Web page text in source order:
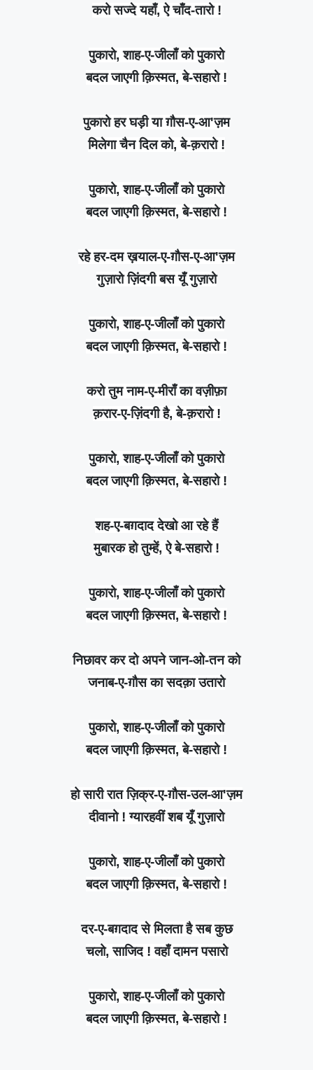
करो सज्दे यहाँ, ऐ चाँद-तारो !
पुकारो, शाह-ए-जीलाँ को पुकारो
बदल जाएगी क़िस्मत, बे-सहारो !
पुकारो हर घड़ी या ग़ौस-ए-आ'ज़म
मिलेगा चैन दिल को, बे-क़रारो !
पुकारो, शाह-ए-जीलाँ को पुकारो
बदल जाएगी क़िस्मत, बे-सहारो !
रहे हर-दम ख़याल-ए-ग़ौस-ए-आ'ज़म
गुज़ारो ज़िंदगी बस यूँ गुज़ारो
पुकारो, शाह-ए-जीलाँ को पुकारो
बदल जाएगी क़िस्मत, बे-सहारो !
करो तुम नाम-ए-मीराँ का वज़ीफ़ा
क़रार-ए-ज़िंदगी है, बे-क़रारो !
पुकारो, शाह-ए-जीलाँ को पुकारो
बदल जाएगी क़िस्मत, बे-सहारो !
शह-ए-बग़दाद देखो आ रहे हैं
मुबारक हो तुम्हें, ऐ बे-सहारो !
पुकारो, शाह-ए-जीलाँ को पुकारो
बदल जाएगी क़िस्मत, बे-सहारो !
निछावर कर दो अपने जान-ओ-तन को
जनाब-ए-ग़ौस का सदक़ा उतारो
पुकारो, शाह-ए-जीलाँ को पुकारो
बदल जाएगी क़िस्मत, बे-सहारो !
हो सारी रात ज़िक्र-ए-ग़ौस-उल-आ'ज़म
दीवानो ! ग्यारहवीं शब यूँ गुज़ारो
पुकारो, शाह-ए-जीलाँ को पुकारो
बदल जाएगी क़िस्मत, बे-सहारो !
दर-ए-बग़दाद से मिलता है सब कुछ
चलो,साजिद! वहाँ दामन पसारो
पुकारो, शाह-ए-जीलाँ को पुकारो
बदल जाएगी क़िस्मत, बे-सहारो !